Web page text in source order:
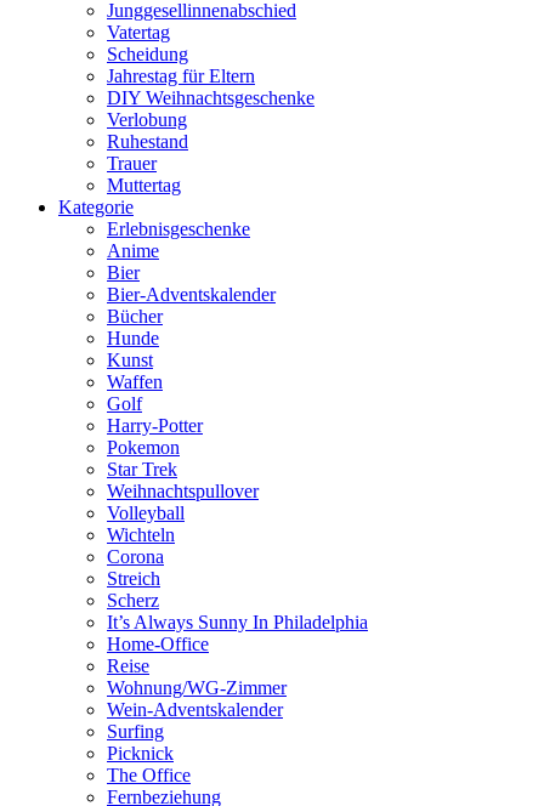
Junggesellinnenabschied
Vatertag
Scheidung
Jahrestag für Eltern
DIY Weihnachtsgeschenke
Verlobung
Ruhestand
Trauer
Muttertag
Kategorie
Erlebnisgeschenke
Anime
Bier
Bier-Adventskalender
Bücher
Hunde
Kunst
Waffen
Golf
Harry-Potter
Pokemon
Star Trek
Weihnachtspullover
Volleyball
Wichteln
Corona
Streich
Scherz
It’s Always Sunny In Philadelphia
Home-Office
Reise
Wohnung/WG-Zimmer
Wein-Adventskalender
Surfing
Picknick
The Office
Fernbeziehung